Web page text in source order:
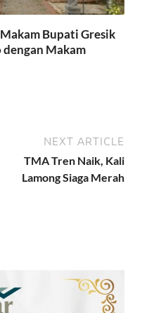
Bupati Gresik
dengan Makam
NEXT ARTICLE
TMA Tren Naik, Kali
Lamong Siaga Merah